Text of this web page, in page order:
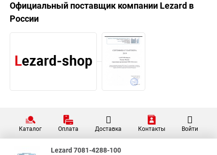
Официальный поставщик компании Lezard в
России
Каталог Оплата Доставка Контакты Войти
Lezard 7081-4288-100